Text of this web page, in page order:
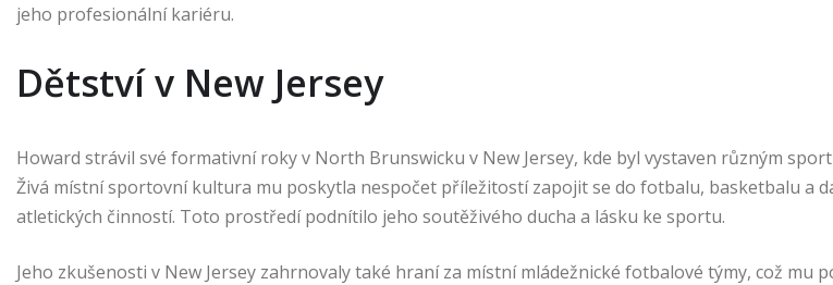
jeho profesionální kariéru.
Dětství v New Jersey
Howard strávil své formativní roky v North Brunswicku v New Jersey, kde byl vystaven různým
Živá místní sportovní kultura mu poskytla nespočet příležitostí zapojit se do fotbalu, basketbalu a
atletických činností. Toto prostředí podnítilo jeho soutěživého ducha a lásku ke sportu.
Jeho zkušenosti v New Jersey zahrnovaly také hraní za místní mládežnické fotbalové týmy, což mu